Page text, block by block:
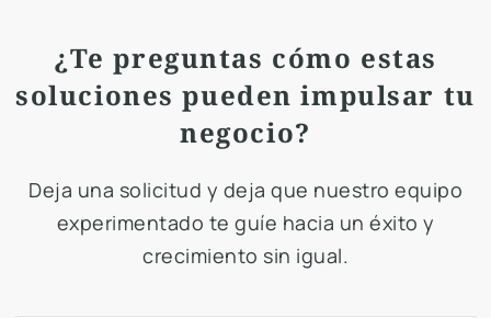
¿Te preguntas cómo estas
soluciones pueden impulsar tu
negocio?
Deja una solicitud y deja que nuestro equipo
experimentado te guíe hacia un éxito y
crecimiento sin igual.